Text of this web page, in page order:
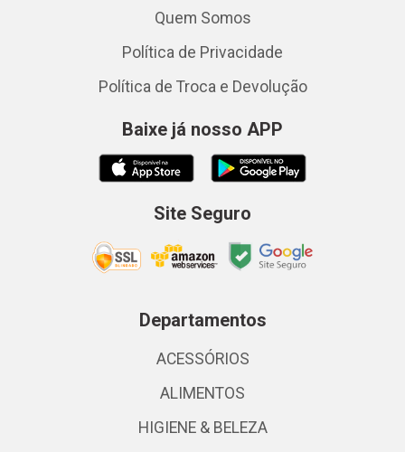
Quem Somos
Política de Privacidade
Política de Troca e Devolução
Baixe já nosso APP
Site Seguro
Departamentos
ACESSÓRIOS
ALIMENTOS
HIGIENE & BELEZA